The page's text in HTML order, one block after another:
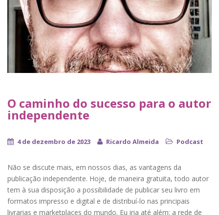
O caminho do sucesso para o autor
independente
4 de dezembro de 2023 Ricardo Almeida Podcast
Não se discute mais, em nossos dias, as vantagens da
publicação independente. Hoje, de maneira gratuita, todo autor
tem à sua disposição a possibilidade de publicar seu livro em
formatos impresso e digital e de distribuí-lo nas principais
livrarias e marketplaces do mundo. Eu iria até além: a rede de